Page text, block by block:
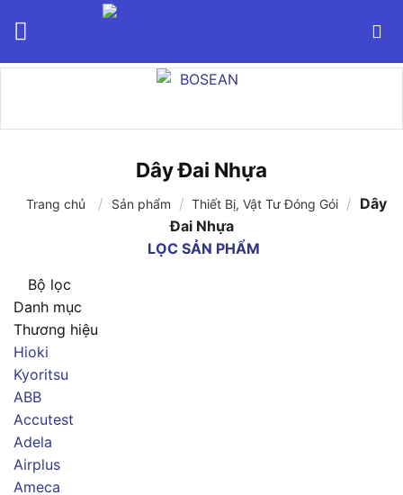
Dây Đai Nhựa
Trang chủ / Sản phẩm / Thiết Bị, Vật Tư Đóng Gói / Dây
Đai Nhựa
LỌC SẢN PHẨM
Bộ lọc
Danh mục
Thương hiệu
Hioki
Kyoritsu
ABB
Accutest
Adela
Airplus
Ameca